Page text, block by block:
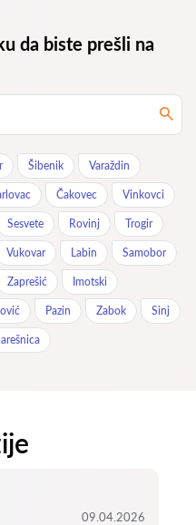
da biste prešli na
Šibenik Varaždin
Čakovec Vinkovci
Sesvete Rovinj Trogir
Vukovar Labin Samobor
Zaprešić Imotski
Pazin Zabok Sinj
09.04.2026